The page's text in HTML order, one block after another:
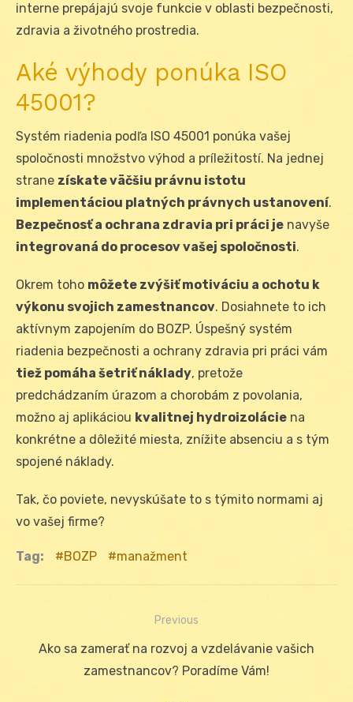
interne prepájajú svoje funkcie v oblasti bezpečnosti,
zdravia a životného prostredia.
Aké výhody ponúka ISO
45001?
Systém riadenia podľa ISO 45001 ponúka vašej
spoločnosti množstvo výhod a príležitostí. Na jednej
strane získate väčšiu právnu istotu
implementáciou platných právnych ustanovení.
Bezpečnosť a ochrana zdravia pri práci je navyše
integrovaná do procesov vašej spoločnosti.
Okrem toho môžete zvýšiť motiváciu a ochotu k
výkonu svojich zamestnancov. Dosiahnete to ich
aktívnym zapojením do BOZP. Úspešný systém
riadenia bezpečnosti a ochrany zdravia pri práci vám
tiež pomáha šetriť náklady, pretože
predchádzaním úrazom a chorobám z povolania,
možno aj aplikáciou kvalitnej hydroizolácie na
konkrétne a dôležité miesta, znížite absenciu a s tým
spojené náklady.
Tak, čo poviete, nevyskúšate to s týmito normami aj
vo vašej firme?
Tag: BOZP manažment
Navigácia
Previous
Previous
Ako sa zamerať na rozvoj a vzdelávanie vašich
zamestnancov? Poradíme Vám!